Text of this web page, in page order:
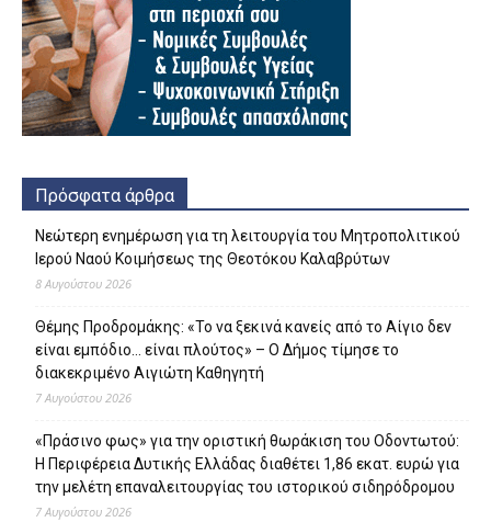
Πρόσφατα άρθρα
Νεώτερη ενημέρωση για τη λειτουργία του Μητροπολιτικού
Ιερού Ναού Κοιμήσεως της Θεοτόκου Καλαβρύτων
8 Αυγούστου 2026
Θέμης Προδρομάκης: «Το να ξεκινά κανείς από το Αίγιο δεν
είναι εμπόδιο… είναι πλούτος» – O Δήμος τίμησε το
διακεκριμένο Αιγιώτη Καθηγητή
7 Αυγούστου 2026
«Πράσινο φως» για την οριστική θωράκιση του Οδοντωτού:
Η Περιφέρεια Δυτικής Ελλάδας διαθέτει 1,86 εκατ. ευρώ για
την μελέτη επαναλειτουργίας του ιστορικού σιδηρόδρομου
7 Αυγούστου 2026